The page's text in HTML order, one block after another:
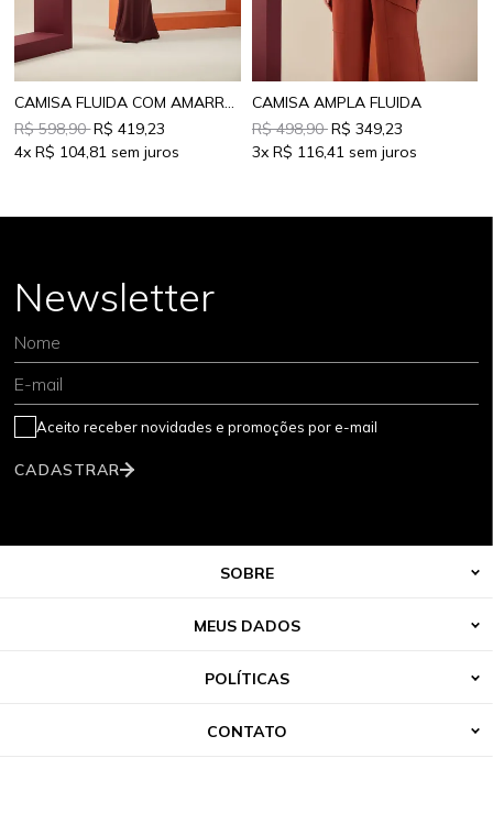
CAMISA FLUIDA COM AMARRAÇÃO
R$ 598,90R$ 419,23
4xR$ 104,81
CAMISA AMPLA FLUIDA
R$ 498,90R$ 349,23
3x R$ 116,41
Newsletter
Nome
E-mail
CADASTRAR
Aceito receber novidades e promoções por e-mail
SOBRE
MEUS DADOS
POLÍTICAS
CONTATO